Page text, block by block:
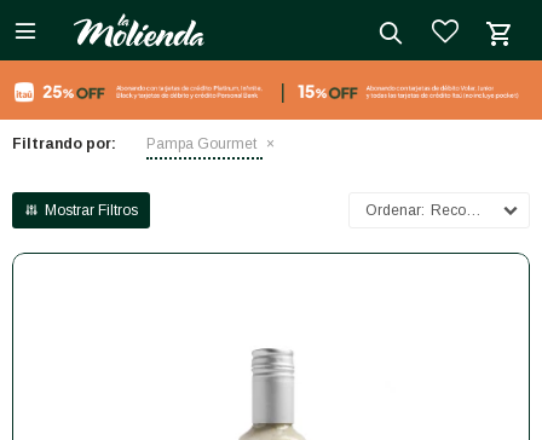

Filtrando por: Pampa Gourmet
Recomendados